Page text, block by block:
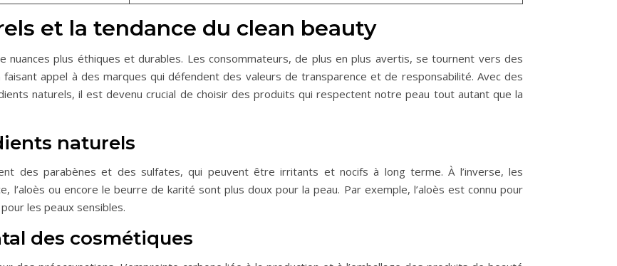
et la tendance du clean beauty
nuances plus éthiques et durables. Les consommateurs, de plus en plus avertis, se tournent vers des
appel à des marques qui défendent des valeurs de transparence et de responsabilité. Avec des
naturels, il est devenu crucial de choisir des produits qui respectent notre peau tout autant que la
naturels
des parabènes et des sulfates, qui peuvent être irritants et nocifs à long terme. À l’inverse, les
l’aloès ou encore le beurre de karité sont plus doux pour la peau. Par exemple, l’aloès est connu pour
les peaux sensibles.
des cosmétiques